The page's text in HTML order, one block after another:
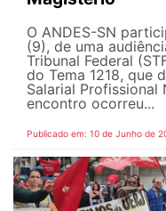
O ANDES-SN
(9), de uma
Tribunal Federal
do Tema 1218, que
Salarial Profissional
encontro ocorreu...
Publicado em: 10 de Junho de